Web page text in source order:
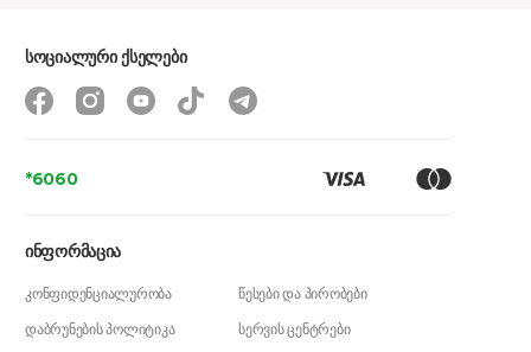
*6060
ინფორმაცია
კონფიდენციალურობა
წესები და პირობები
დაბრუნების პოლიტიკა
სერვის ცენტრები
სოციალური ქსელები